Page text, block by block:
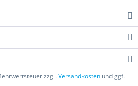
zzgl.Versandkosten und ggf.